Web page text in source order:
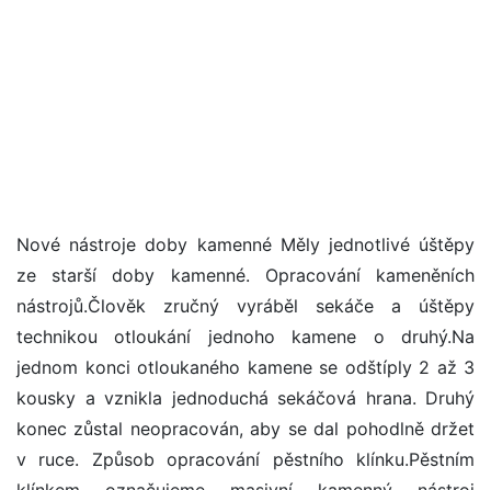
Nové nástroje doby kamenné Měly jednotlivé úštěpy
ze starší doby kamenné. Opracování kameněních
nástrojů.Člověk zručný vyráběl sekáče a úštěpy
technikou otloukání jednoho kamene o druhý.Na
jednom konci otloukaného kamene se odštíply 2 až 3
kousky a vznikla jednoduchá sekáčová hrana. Druhý
konec zůstal neopracován, aby se dal pohodlně držet
v ruce. Způsob opracování pěstního klínku.Pěstním